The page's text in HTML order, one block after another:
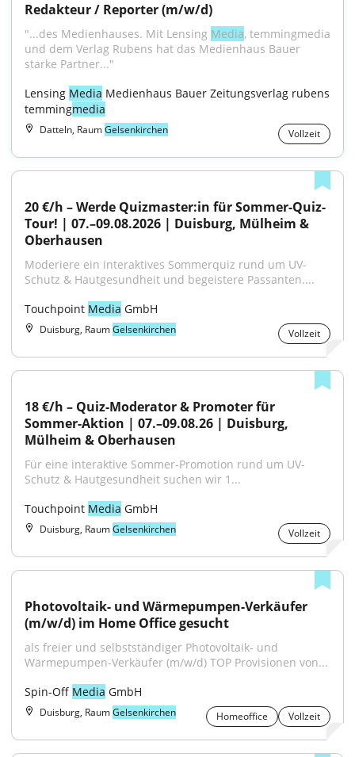
Redakteur / Reporter (m/w/d)
"...des Medienhauses. Mit Lensing Media, temmingmedia
und dem Verlag Rubens hat das Medienhaus Bauer
starke Partner..."
Lensing Media Medienhaus Bauer Zeitungsverlag rubens
temmingmedia
Datteln, RaumGelsenkirchen Vollzeit
20 €/h – Werde Quizmaster:in für Sommer-Quiz-
Tour! | 07.–09.08.2026 | Duisburg, Mülheim &
Oberhausen
Moderiere ein interaktives Sommerquiz rund um UV-
Schutz & Hautgesundheit und begeistere Passanten....
Touchpoint Media GmbH
Duisburg, RaumGelsenkirchen Vollzeit
18 €/h – Quiz-Moderator & Promoter für
Sommer-Aktion | 07.–09.08.26 | Duisburg,
Mülheim & Oberhausen
Für eine interaktive Sommer-Promotion rund um UV-
Schutz & Hautgesundheit suchen wir 1...
Touchpoint Media GmbH
Duisburg, RaumGelsenkirchen Vollzeit
Photovoltaik- und Wärmepumpen-Verkäufer
(m/w/d) im Home Office gesucht
als freier und selbstständiger Photovoltaik- und
Wärmepumpen-Verkäufer (m/w/d) TOP Provisionen von...
Spin-Off Media GmbH
Duisburg, RaumGelsenkirchen Homeoffice Vollzeit